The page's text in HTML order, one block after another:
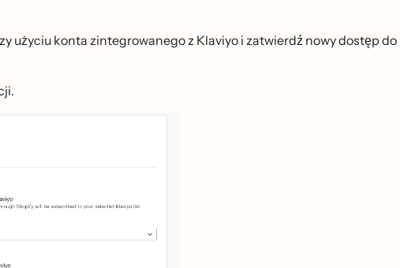
użyciu konta zintegrowanego z Klaviyo i zatwierdź nowy dostęp do